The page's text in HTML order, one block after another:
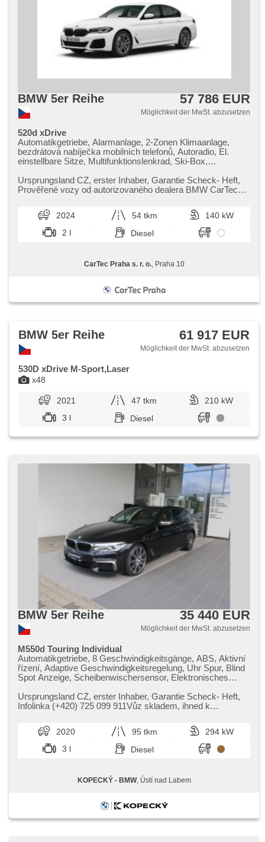
BMW 5er Reihe 57 786 EUR
Möglichkeit der MwSt. abzusetzen
520d xDrive
Automatikgetriebe, Alarmanlage, 2-Zonen Klimaanlage,
bezdrátová nabíječka mobilních telefonů, Autoradio, El.
einstellbare Sitze, Multifunktionslenkrad, Ski-Box,
Reifendrucksensor, beheizte Lenkrad, zatmavená zadní
skla, el. tažné zařízení, bezklíčové odemykání, bezklíčové
Anzeige, LED denní svícení
Ursprungsland CZ,​ erster Inhaber,​ Garantie Scheck​- Heft,​
Prověřené vozy od autorizovaného dealera BMW CarTec
2024 54 tkm
140 kW
2 l
Diesel
CarTec Praha s. r. o., Praha 10
x48
BMW 5er Reihe 61 917 EUR
Möglichkeit der MwSt. abzusetzen
530D xDrive M-Sport,Laser
2021 47 tkm
210 kW
3 l
Diesel
BMW 5er Reihe 35 440 EUR
Möglichkeit der MwSt. abzusetzen
M550d Touring Individual
Automatikgetriebe, 8 Geschwindigkeitsgänge, ABS, Aktivní
řízení, Adaptive Geschwindigkeitsregelung, Uhr Spur, Blind
Spot Anzeige, Scheibenwischersensor, Elektronisches
parkovací senzory zadní, Spojení chytrého telefonu, Start-
Stop System, Surround view kamerový systém, Varování
Beifahrerairbagdeaktivierung, Alarmanlage, Boční airbagy,
Zentralverriegelung, Hlavové airbagy, Okenní airbagy, isofix,
Alufelgen, El. Klappspiegel, Střešní ližiny,
Anhängerkupplung, Aktivní opěrky hlavy, odvětrávaná
Klimaanlage, Panoramadach, El. Deckel des Kofferraums,
up display, Frontmassagesitze, Multifunkční palubní
ukazatele, adaptivní regulace podvozku, Antrieb 4x4,
Fahrgestell Steifheitsregelung, Multifunktionslenkrad,
Ursprungsland CZ,​ erster Inhaber,​ Garantie Scheck​- Heft,​
Infolinka (​+420) 725 099 911Vůz skladem,​ ihned k
2020 95 tkm
294 kW
3 l
Diesel
KOPECKÝ - BMW, Ústí nad Labem